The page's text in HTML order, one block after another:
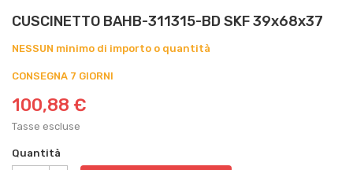
CUSCINETTO BAHB-311315-BD SKF 39x68x37
NESSUN minimo di importo o quantità
CONSEGNA 7 GIORNI
100,88 €
Tasse escluse
Quantità